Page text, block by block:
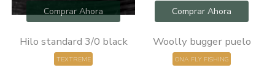
Comprar Ahora
Hilo standard 3/0 black
TEXTREME
Comprar Ahora
Woolly bugger puelo
ONA FLY FISHING